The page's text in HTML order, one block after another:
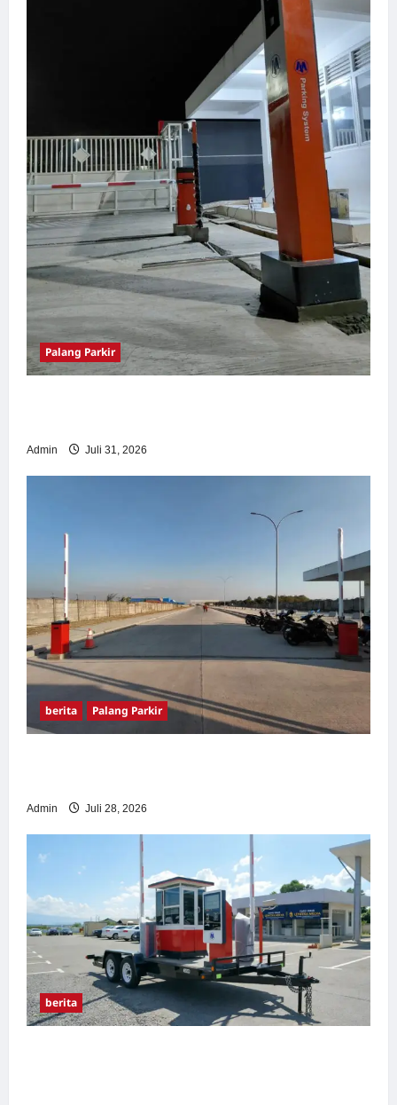
Palang Parkir
Admin Juli 31, 2026
berita Palang Parkir
Admin Juli 28, 2026
berita